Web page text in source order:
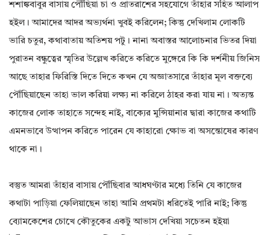
শশাঙ্কবাবুর বাসায় পৌঁছিয়া চা ও প্রাতরাশের সহযোগে তাঁহার সহিত আলাপ
হইল। আমাদের আদর অভ্যর্থনা খুবই করিলেন; কিন্তু দেখিলাম লোকটি
ভারি চতুর‌, কথাবাতায় অতিশয় পটু। নানা অবাস্তর আলোচনার ভিতর দিয়া
পুরাতন বন্ধুত্বের স্মৃতির উল্লেখ করিতে করিতে মুঙ্গেরে কি কি দর্শনীয় জিনিস
আছে তাহার ফিরিস্তি দিতে দিতে কখন যে অজ্ঞাতসারে তাঁহার মূল বক্তব্যে
পৌঁছিয়াছেন তাহা ভাল করিয়া লক্ষ্য না করিলে ঠাহর করা যায় না। অত্যন্ত
কাজের লোক তাহাতে সন্দেহ নাই‌, বাক্যের মুন্সিয়ানার দ্বারা কাজের কথাটি
এমনভাবে উত্থাপন করিতে পারেন যে কাহারো ক্ষোভ বা অসন্তোষের কারণ
থাকে না।
বস্তুত আমরা তাঁহার বাসায় পৌঁছিবার আধঘণ্টার মধ্যে তিনি যে কাজের
কথাটা পাড়িয়া ফেলিয়াছেন তাহা আমি প্রথমটা ধরিতেই পারি নাই; কিন্তু
ব্যোমকেশের চোখে কৌতুকের একটু আভাস দেখিয়া সচেতন হইয়া